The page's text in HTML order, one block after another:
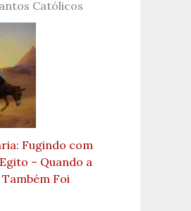
Católicos
Fugindo com
– Quando a
Foi